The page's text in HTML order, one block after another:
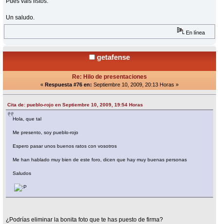
Un saludo.
En línea
getafense
Re: Hilo de presentaciones
« Respuesta #76 en: Septiembre 10, 2009, 20:13 Horas »
Cita de: pueblo-rojo en Septiembre 10, 2009, 19:54 Horas
Hola, que tal
Me presento, soy pueblo-rojo
Espero pasar unos buenos ratos con vosotros
Me han hablado muy bien de este foro, dicen que hay muy buenas personas
Saludos
¿Podrías eliminar la bonita foto que te has puesto de firma?